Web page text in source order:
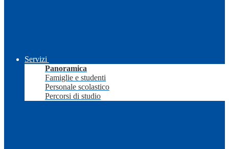
Servizi
Panoramica
Famiglie e studenti
Personale scolastico
Percorsi di studio